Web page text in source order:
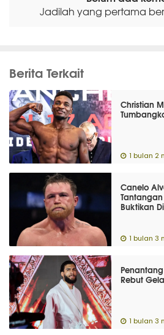
Jadilah yang pertama
Berita Terkait
Christian
1 bulan 2
Canelo
Buktikan
1 bulan 3
Rebut
1 bulan 3